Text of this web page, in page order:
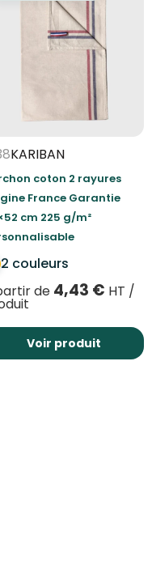
KARIBAN
coton 2 rayures
France Garantie
cm 225 g/m²
2 couleurs
de 4,43 € HT /
Voir produit